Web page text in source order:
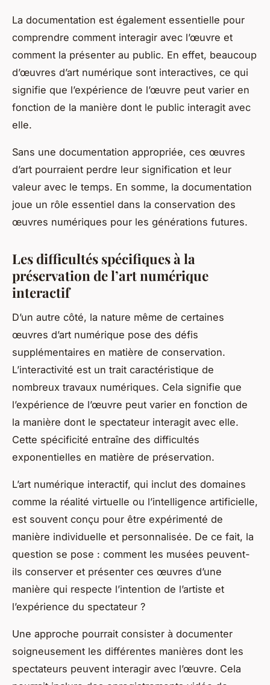
La documentation est également essentielle pour
comprendre comment interagir avec l’œuvre et
comment la présenter au public. En effet, beaucoup
d’œuvres d’art numérique sont interactives, ce qui
signifie que l’expérience de l’œuvre peut varier en
fonction de la manière dont le public interagit avec
elle.
Sans une documentation appropriée, ces œuvres
d’art pourraient perdre leur signification et leur
valeur avec le temps. En somme, la documentation
joue un rôle essentiel dans la conservation des
œuvres numériques pour les générations futures.
Les difficultés spécifiques à la
préservation de l’art numérique
interactif
D’un autre côté, la nature même de certaines
œuvres d’art numérique pose des défis
supplémentaires en matière de conservation.
L’interactivité est un trait caractéristique de
nombreux travaux numériques. Cela signifie que
l’expérience de l’œuvre peut varier en fonction de
la manière dont le spectateur interagit avec elle.
Cette spécificité entraîne des difficultés
exponentielles en matière de préservation.
L’art numérique interactif, qui inclut des domaines
comme la réalité virtuelle ou l’intelligence artificielle,
est souvent conçu pour être expérimenté de
manière individuelle et personnalisée. De ce fait, la
question se pose : comment les musées peuvent-
ils conserver et présenter ces œuvres d’une
manière qui respecte l’intention de l’artiste et
l’expérience du spectateur ?
Une approche pourrait consister à documenter
soigneusement les différentes manières dont les
spectateurs peuvent interagir avec l’œuvre. Cela